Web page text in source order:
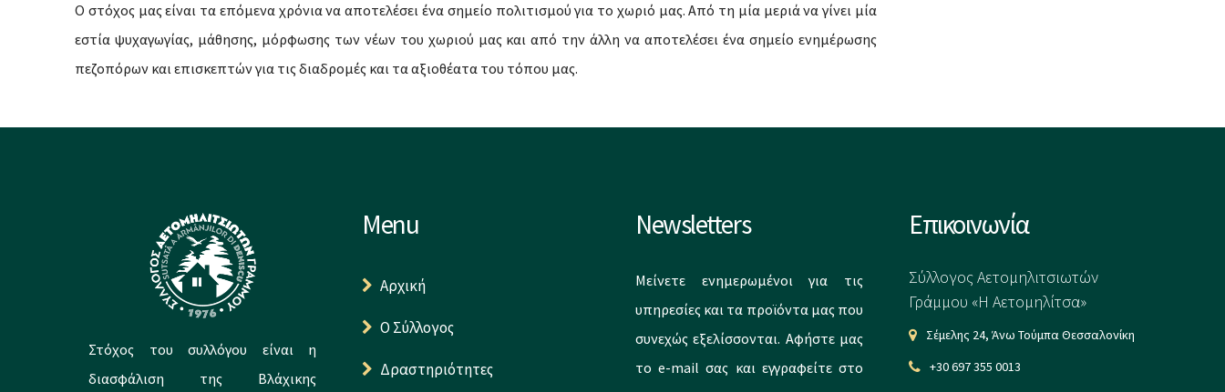
Ο στόχος μας είναι τα επόμενα χρόνια να αποτελέσει ένα σημείο πολιτισμού για το χωριό μας. Από τη μία μεριά να γίνει μία
εστία ψυχαγωγίας, μάθησης, μόρφωσης των νέων του χωριού μας και από την άλλη να αποτελέσει ένα σημείο ενημέρωσης
πεζοπόρων και επισκεπτών για τις διαδρομές και τα αξιοθέατα του τόπου μας.
Στόχος του συλλόγου είναι η
διασφάλιση της Βλάχικης
Menu
Αρχική
Ο Σύλλογος
Δραστηριότητες
Newsletters
Μείνετε ενημερωμένοι για τις
υπηρεσίες και τα προϊόντα μας που
συνεχώς εξελίσσονται. Αφήστε μας
το e-mail σας και εγγραφείτε στο
Επικοινωνία
Σύλλογος Αετομηλιτσιωτών
Γράμμου «Η Αετομηλίτσα»
Σέμελης 24, Άνω Τούμπα Θεσσαλονίκη
+30 697 355 0013